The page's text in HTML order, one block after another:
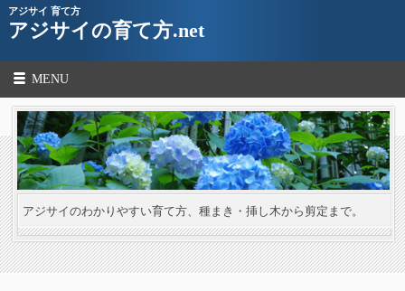
アジサイ 育て方
アジサイの育て方.net
MENU
アジサイのわかりやすい育て方、種まき・挿し木から剪定まで。